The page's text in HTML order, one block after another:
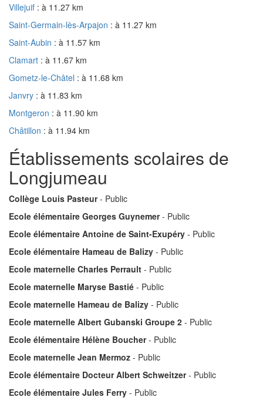
Villejuif : à 11.27 km
Saint-Germain-lès-Arpajon : à 11.27 km
Saint-Aubin : à 11.57 km
Clamart : à 11.67 km
Gometz-le-Châtel : à 11.68 km
Janvry : à 11.83 km
Montgeron : à 11.90 km
Châtillon : à 11.94 km
Établissements scolaires de
Longjumeau
Collège Louis Pasteur- Public
Ecole élémentaire Georges Guynemer- Public
Ecole élémentaire Antoine de Saint-Exupéry - Public
Ecole élémentaire Hameau de Balizy - Public
Ecole maternelle Charles Perrault - Public
Ecole maternelle Maryse Bastié - Public
Ecole maternelle Hameau de Balizy - Public
Ecole maternelle Albert Gubanski Groupe 2 - Public
Ecole élémentaire Hélène Boucher- Public
Ecole maternelle Jean Mermoz - Public
Ecole élémentaire Docteur Albert Schweitzer- Public
Ecole élémentaire Jules Ferry - Public